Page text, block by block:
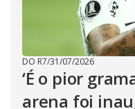
DO R7/31/07/2026
‘É o pior
arena foi